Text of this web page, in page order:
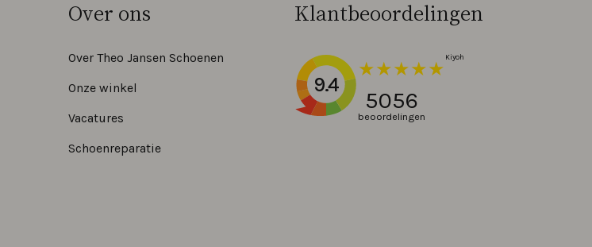
Over ons
Over Theo Jansen Schoenen
Onze winkel
Vacatures
Schoenreparatie
Klantbeoordelingen
9.4
5056
beoordelingen